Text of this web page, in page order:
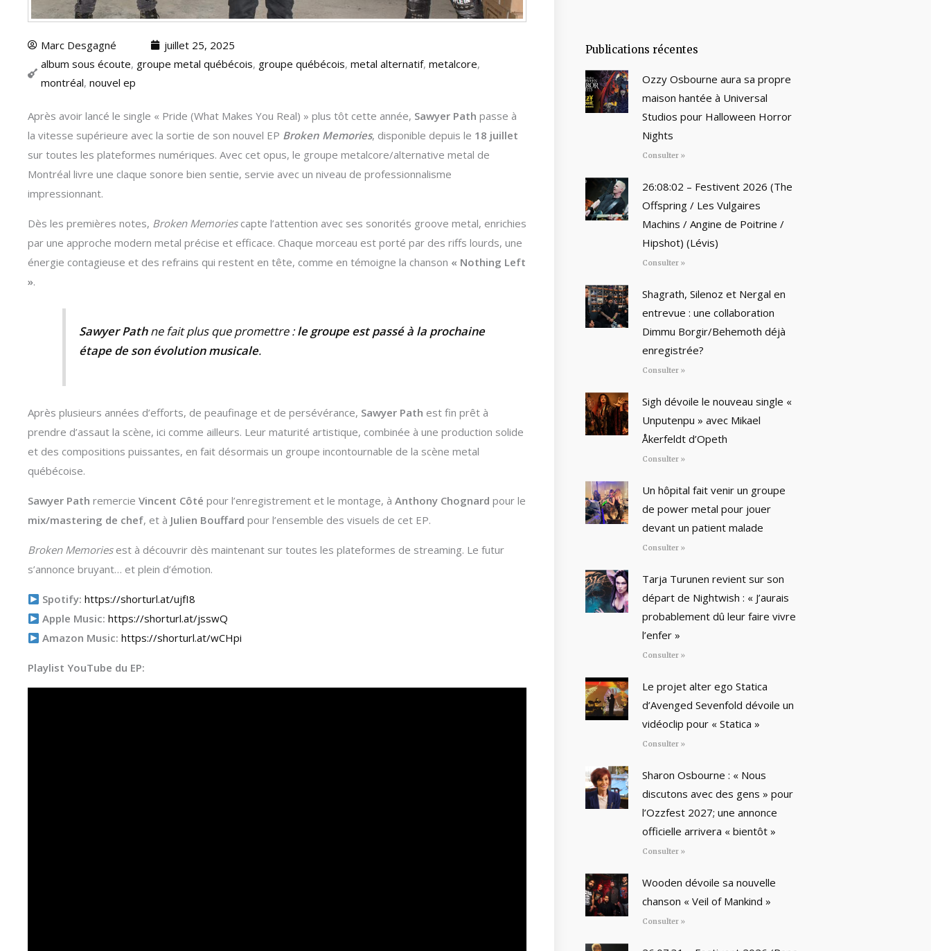
Marc Desgagné
juillet 25, 2025
album sous écoute, groupe metal québécois, groupe québécois, metal alternatif, metalcore,
montréal, nouvel ep
Après avoir lancé le single « Pride (What Makes You Real) » plus tôt cette année, Sawyer Path passe à
la vitesse supérieure avec la sortie de son nouvel EP Broken Memories, disponible depuis le 18 juillet
sur toutes les plateformes numériques. Avec cet opus, le groupe metalcore/alternative metal de
Montréal livre une claque sonore bien sentie, servie avec un niveau de professionnalisme
impressionnant.
Dès les premières notes, Broken Memoriescapte l’attention avec ses sonorités groove metal, enrichies
par une approche modern metal précise et efficace. Chaque morceau est porté par des riffs lourds, une
énergie contagieuse et des refrains qui restent en tête, comme en témoigne la chanson « Nothing Left
».
Sawyer Pathne fait plus que promettre :le groupe est passé à la prochaine
étape de son évolution musicale.
Après plusieurs années d’efforts, de peaufinage et de persévérance, Sawyer Path est fin prêt à
prendre d’assaut la scène, ici comme ailleurs. Leur maturité artistique, combinée à une production solide
et des compositions puissantes, en fait désormais un groupe incontournable de la scène metal
québécoise.
Sawyer Path remercie Vincent Côté pour l’enregistrement et le montage, à Anthony Chognard pour le
mix/mastering de chef, et à Julien Bouffard pour l’ensemble des visuels de cet EP.
Broken Memoriesest à découvrir dès maintenant sur toutes les plateformes de streaming. Le futur
s’annonce bruyant… et plein d’émotion.
Spotify:https://shorturl.at/ujfI8
Apple Music:https://shorturl.at/jsswQ
Amazon Music: https://shorturl.at/wCHpi
Playlist YouTube du EP:
Publications récentes
Ozzy Osbourne aura sa propre
maison hantée à Universal
Studios pour Halloween Horror
Nights
Consulter »
26:08:02 – Festivent 2026 (The
Offspring / Les Vulgaires
Machins / Angine de Poitrine /
Hipshot) (Lévis)
Consulter »
Shagrath, Silenoz et Nergal en
entrevue : une collaboration
Dimmu Borgir/Behemoth déjà
enregistrée?
Consulter »
Sigh dévoile le nouveau single «
Unputenpu » avec Mikael
Åkerfeldt d’Opeth
Consulter »
Un hôpital fait venir un groupe
de power metal pour jouer
devant un patient malade
Consulter »
Tarja Turunen revient sur son
départ de Nightwish : « J’aurais
probablement dû leur faire vivre
l’enfer »
Consulter »
Le projet alter ego Statica
d’Avenged Sevenfold dévoile un
vidéoclip pour « Statica »
Consulter »
Sharon Osbourne : « Nous
discutons avec des gens » pour
l’Ozzfest 2027; une annonce
officielle arrivera « bientôt »
Consulter »
Wooden dévoile sa nouvelle
chanson « Veil of Mankind »
Consulter »